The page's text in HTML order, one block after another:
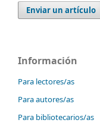
Enviar un artículo
Información
Para lectores/as
Para autores/as
Para bibliotecarios/as